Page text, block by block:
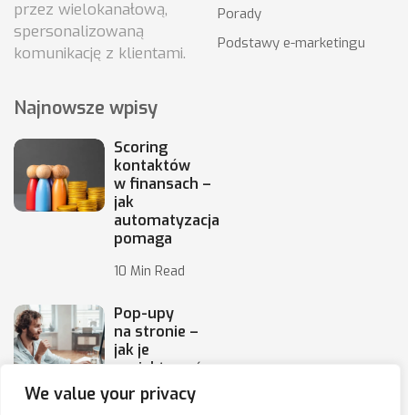
We value your privacy
przez wielokanałową,
spersonalizowaną
komunikację z klientami.
Porady
Podstawy e-marketingu
Najnowsze wpisy
Scoring
kontaktów
w finansach –
jak
automatyzacja
pomaga
10 Min Read
Pop-upy
na stronie –
jak je
projektować,
by